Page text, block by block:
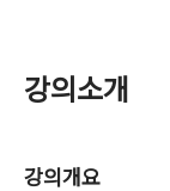
강의소개
강의개요